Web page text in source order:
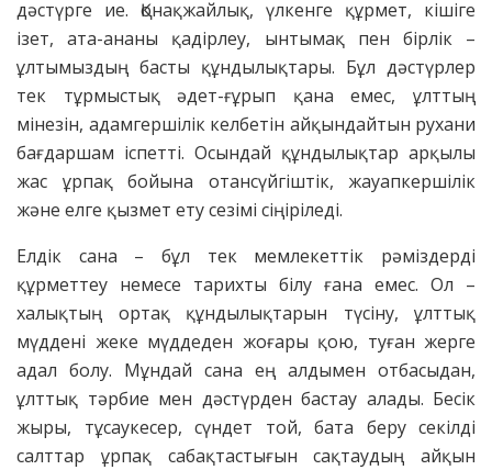
дәстүрге ие. Қонақжайлық, үлкенге құрмет, кішіге
ізет, ата-ананы қадірлеу, ынтымақ пен бірлік –
ұлтымыздың басты құндылықтары. Бұл дәстүрлер
тек тұрмыстық әдет-ғұрып қана емес, ұлттың
мінезін, адамгершілік келбетін айқындайтын рухани
бағдаршам іспетті. Осындай құндылықтар арқылы
жас ұрпақ бойына отансүйгіштік, жауапкершілік
және елге қызмет ету сезімі сіңіріледі.
Елдік сана – бұл тек мемлекеттік рәміздерді
құрметтеу немесе тарихты білу ғана емес. Ол –
халықтың ортақ құндылықтарын түсіну, ұлттық
мүддені жеке мүддеден жоғары қою, туған жерге
адал болу. Мұндай сана ең алдымен отбасыдан,
ұлттық тәрбие мен дәстүрден бастау алады. Бесік
жыры, тұсаукесер, сүндет той, бата беру секілді
салттар ұрпақ сабақтастығын сақтаудың айқын